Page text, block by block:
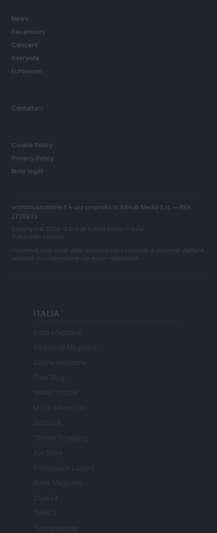
News
Recensioni
Concerti
Interviste
Eurovision
Contattaci
Cookie Policy
Privacy Policy
Note legali
worldmusiconline.it è una proprietà di AdHub Media S.r.l. — REA
2729933
Copyright © 2026 · Edito da AdHub Media — Italia
Tutti i diritti riservati
I contenuti sono curati dalla redazione con il supporto di strumenti digitali e
realizzati in collaborazione con autori indipendenti.
ITALIA
Casa Magazine
Cineverse Magazine
Donne Magazine
Food Blog
Milano Notizie
Motor Magazine
Notizie.it
Offerte Shopping
Pet Story
Professione Lavoro
Sport Magazine
Style24
Think.it
Tuobenessere